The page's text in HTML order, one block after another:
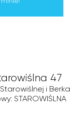
47
i Berka
STAROWIŚLNA